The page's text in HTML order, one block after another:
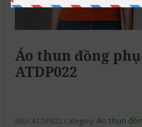
Áo thun đồng
ATDP022
SKU: ATDP022 Category: Áo thun